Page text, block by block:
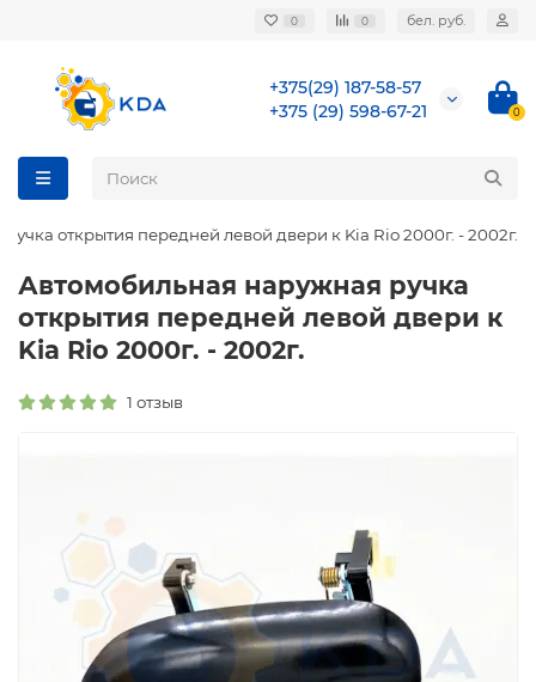
0 0 бел. руб.
+375(29) 187-58-57
+375 (29) 598-67-21
0
открытия передней левой двери к Kia Rio 2000г. - 2002г.
Автомобильная наружная ручка
открытия передней левой двери к
Kia Rio 2000г. - 2002г.
1 отзыв